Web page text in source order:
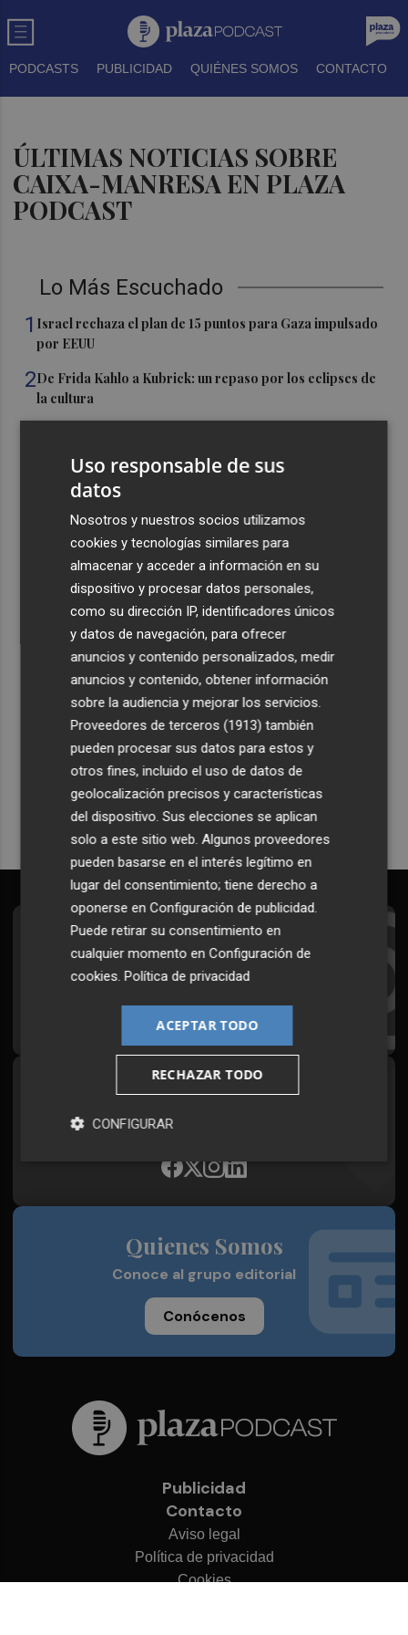
PODCASTS PUBLICIDAD QUIÉNES SOMOS CONTACTO
ÚLTIMAS NOTICIAS SOBRE
CAIXA-MANRESA EN PLAZA
PODCAST
Lo Más Escuchado
1 Israel rechaza el plan de 15 puntos para Gaza impulsado
por EEUU
2De Frida Kahlo a Kubrick: un repaso por los eclipses de
la cultura
Más de medio millar de festeros de Ufece se reivindican
presente"
Cuenta atrás para el Rototom, un festival que hace de la
diversidad su "seña de identidad"
Recibe toda la actualidad de
Plaza Podcast en tu correo
Quiero suscribirme
Suscríbete al Boletín
Todos los días a primera hora en tu email
Síguenos en redes
Plaza Podcast, desde cualquier medio
Quienes Somos
Conoce al grupo editorial
Conócenos
Publicidad
Contacto
Aviso legal
Política de privacidad
Cookies
Uso responsable de sus
datos
Nosotros y nuestros socios utilizamos
cookies y tecnologías similares para
almacenar y acceder a información en su
dispositivo y procesar datos personales,
como su dirección IP, identificadores únicos
y datos de navegación, para ofrecer
anuncios y contenido personalizados, medir
anuncios y contenido, obtener información
sobre la audiencia y mejorar los servicios.
Proveedores de terceros (1913) también
pueden procesar sus datos para estos y
otros fines, incluido el uso de datos de
geolocalización precisos y características
del dispositivo. Sus elecciones se aplican
solo a este sitio web. Algunos proveedores
pueden basarse en el interés legítimo en
lugar del consentimiento; tiene derecho a
oponerse enConfiguración de publicidad.
Puede retirar su consentimiento en
cualquier momento enConfiguración de
cookies.Política de privacidad
ACEPTAR TODO
RECHAZAR TODO
CONFIGURAR